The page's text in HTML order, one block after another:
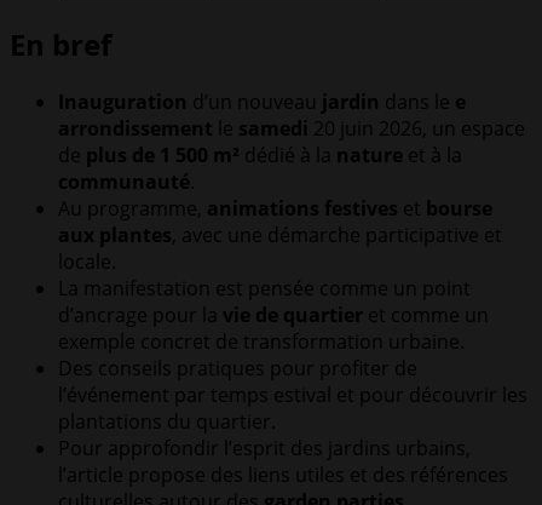
En bref
Inauguration d’un nouveau jardin dans le e
arrondissement le samedi 20 juin 2026, un espace
de plus de 1 500 m² dédié à la nature et à la
communauté.
Au programme, animations festives et bourse
aux plantes, avec une démarche participative et
locale.
La manifestation est pensée comme un point
d’ancrage pour la vie de quartier et comme un
exemple concret de transformation urbaine.
Des conseils pratiques pour profiter de
l’événement par temps estival et pour découvrir les
plantations du quartier.
Pour approfondir l’esprit des jardins urbains,
l’article propose des liens utiles et des références